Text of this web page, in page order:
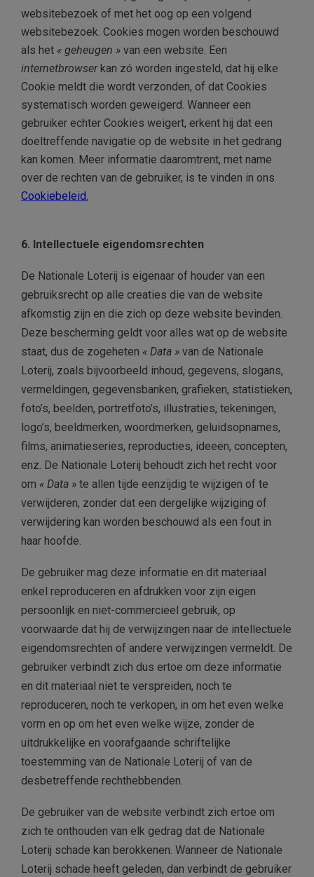
websitebezoek of met het oog op een volgend
websitebezoek. Cookies mogen worden beschouwd
als het « geheugen » van een website. Een
internetbrowserkan zó worden ingesteld, dat hij elke
Cookie meldt die wordt verzonden, of dat Cookies
systematisch worden geweigerd. Wanneer een
gebruiker echter Cookies weigert, erkent hij dat een
doeltreffende navigatie op de website in het gedrang
kan komen. Meer informatie daaromtrent, met name
over de rechten van de gebruiker, is te vinden in ons
Cookiebeleid.
6. Intellectuele eigendomsrechten
De Nationale Loterij is eigenaar of houder van een
gebruiksrecht op alle creaties die van de website
afkomstig zijn en die zich op deze website bevinden.
Deze bescherming geldt voor alles wat op de website
staat, dus de zogeheten « Data » van de Nationale
Loterij, zoals bijvoorbeeld inhoud, gegevens, slogans,
vermeldingen, gegevensbanken, grafieken, statistieken,
foto’s, beelden, portretfoto’s, illustraties, tekeningen,
logo’s, beeldmerken, woordmerken, geluidsopnames,
films, animatieseries, reproducties, ideeën, concepten,
enz. De Nationale Loterij behoudt zich het recht voor
om « Data » te allen tijde eenzijdig te wijzigen of te
verwijderen, zonder dat een dergelijke wijziging of
verwijdering kan worden beschouwd als een fout in
haar hoofde.
De gebruiker mag deze informatie en dit materiaal
enkel reproduceren en afdrukken voor zijn eigen
persoonlijk en niet-commercieel gebruik, op
voorwaarde dat hij de verwijzingen naar de intellectuele
eigendomsrechten of andere verwijzingen vermeldt. De
gebruiker verbindt zich dus ertoe om deze informatie
en dit materiaal niet te verspreiden, noch te
reproduceren, noch te verkopen, in om het even welke
vorm en op om het even welke wijze, zonder de
uitdrukkelijke en voorafgaande schriftelijke
toestemming van de Nationale Loterij of van de
desbetreffende rechthebbenden.
De gebruiker van de website verbindt zich ertoe om
zich te onthouden van elk gedrag dat de Nationale
Loterij schade kan berokkenen. Wanneer de Nationale
Loterij schade heeft geleden, dan verbindt de gebruiker